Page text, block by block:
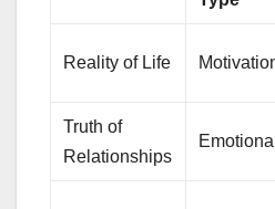
Reality of Life
Truth of
Relationships
Emotional